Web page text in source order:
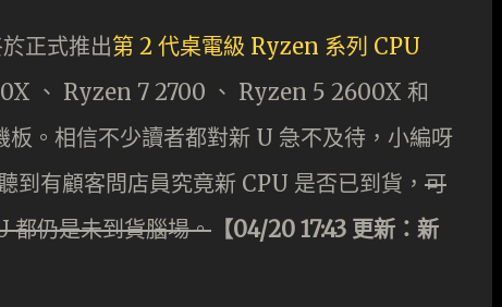
正式推出第 2 代桌電級 Ryzen 系列 CPU
、 Ryzen 7 2700 、 Ryzen 5 2600X 和
。相信不少讀者都對新 U 急不及待，小編呀
到有顧客問店員究竟新 CPU 是否已到貨， 可
都仍是未到貨腦場。 【04/20 17:43 更新：新